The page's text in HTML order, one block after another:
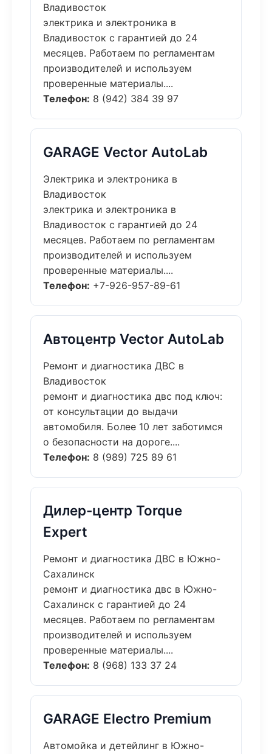
Владивосток
электрика и электроника в
Владивосток с гарантией до 24
месяцев. Работаем по регламентам
производителей и используем
проверенные материалы....
Телефон: 8 (942) 384 39 97
GARAGE Vector AutoLab
Электрика и электроника в
Владивосток
электрика и электроника в
Владивосток с гарантией до 24
месяцев. Работаем по регламентам
производителей и используем
проверенные материалы....
Телефон: +7-926-957-89-61
Автоцентр Vector AutoLab
Ремонт и диагностика ДВС в
Владивосток
ремонт и диагностика двс под ключ:
от консультации до выдачи
автомобиля. Более 10 лет заботимся
о безопасности на дороге....
Телефон: 8 (989) 725 89 61
Дилер-центр Torque
Expert
Ремонт и диагностика ДВС в Южно-
Сахалинск
ремонт и диагностика двс в Южно-
Сахалинск с гарантией до 24
месяцев. Работаем по регламентам
производителей и используем
проверенные материалы....
Телефон: 8 (968) 133 37 24
GARAGE Electro Premium
Автомойка и детейлинг в Южно-